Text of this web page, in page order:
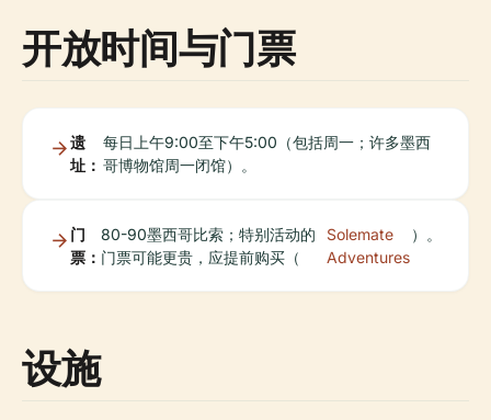
开放时间与门票
遗
址：
每日上午9:00至下午5:00（包括周一；许多墨西
哥博物馆周一闭馆）。
门
票：
80-90墨西哥比索；特别活动的
门票可能更贵，应提前购买（
Solemate
Adventures
）。
设施